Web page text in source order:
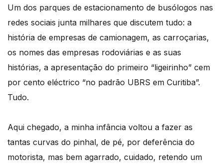
Um dos parques de estacionamento de busólogos nas
redes sociais junta milhares que discutem tudo: a
história de empresas de camionagem, as carroçarias,
os nomes das empresas rodoviárias e as suas
histórias, a apresentação do primeiro “ligeirinho” cem
por cento eléctrico “no padrão UBRS em Curitiba”.
Tudo.
Aqui chegado, a minha infância voltou a fazer as
tantas curvas do pinhal, de pé, por deferência do
motorista, mas bem agarrado, cuidado, retendo um